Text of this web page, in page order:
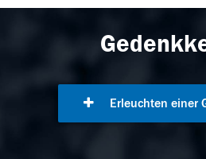
Erleuchten einer